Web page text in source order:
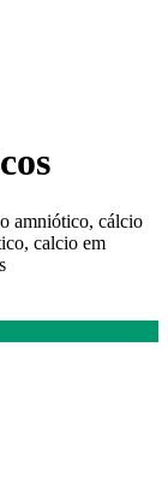
amniótico, cálcio
calcio em